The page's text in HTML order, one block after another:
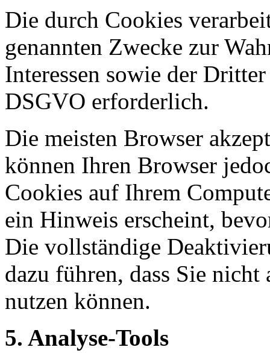
Die durch Cookies
genannten Zwecke zur
Interessen sowie der
DSGVO erforderlich.
Die meisten Browser
können Ihren Browser
Cookies auf Ihrem
ein Hinweis erscheint,
Die vollständige
dazu führen, dass Sie
nutzen können.
5. Analyse-Tools